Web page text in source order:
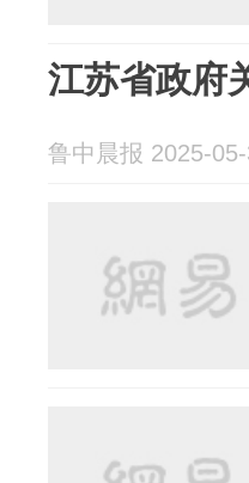
江苏省政府
鲁中晨报 2025-